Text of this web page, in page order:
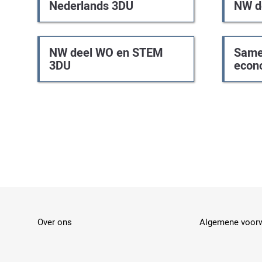
Nederlands 3DU NW
NW deel WO en STEM
3DU
Footer
Over ons Algemene